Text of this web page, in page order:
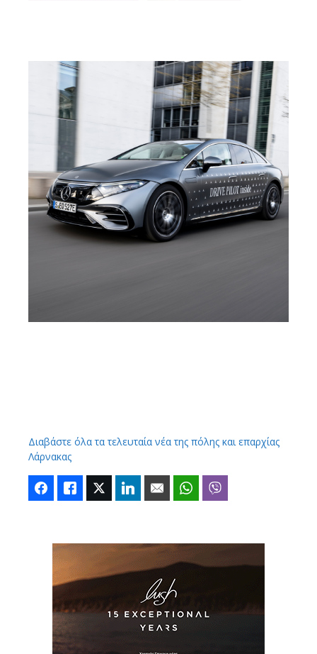
Διαβάστε όλα τα τελευταία νέα της πόλης και επαρχίας
Λάρνακας
FacebookLike Twitter LinkedIn Email WhatsApp